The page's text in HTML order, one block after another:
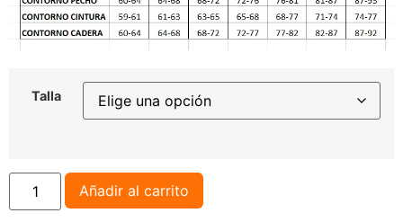
Talla
Añadir al carrito